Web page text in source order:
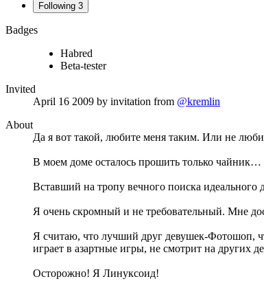
Following 3
Badges
Habred
Beta-tester
Invited
April 16 2009 by invitation from @kremlin
About
Да я вот такой, любите меня таким. Или не
В моем доме осталось прошить только чайник…
Вставший на тропу вечного поиска
Я очень скромный и не требовательный. Мне
Я считаю, что лучший друг девушек-Фотошоп,
играет в азартные игры, не смотрит на других
Осторожно! Я Линуксоид!